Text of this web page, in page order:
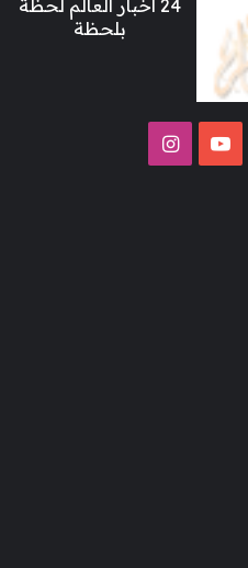
24 أخبار العالم لحظة
بلحظة
‫YouTubeانستقرام